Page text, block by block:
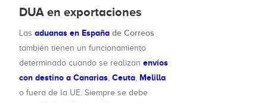
DUA en exportaciones
Las aduanas en España de Correos
también tienen un funcionamiento
determinado cuando se realizan envíos
con destino a Canarias, Ceuta, Melilla
o fuera de la UE. Siempre se debe